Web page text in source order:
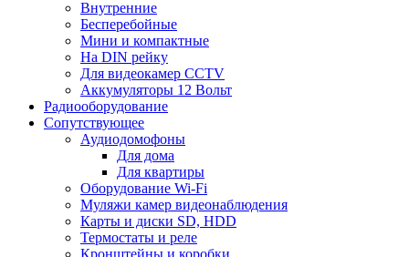
Внутренние
Бесперебойные
Мини и компактные
На DIN рейку
Для видеокамер CCTV
Аккумуляторы 12 Вольт
Радиооборудование
Сопутствующее
Аудиодомофоны
Для дома
Для квартиры
Оборудование Wi-Fi
Муляжи камер видеонаблюдения
Карты и диски SD, HDD
Термостаты и реле
Кронштейны и коробки